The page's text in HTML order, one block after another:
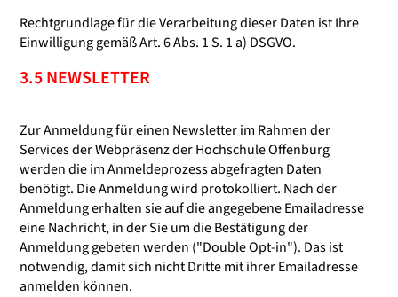
Rechtgrundlage für die Verarbeitung dieser Daten ist Ihre
Einwilligung gemäß Art. 6 Abs. 1 S. 1 a) DSGVO.
3.5 NEWSLETTER
Zur Anmeldung für einen Newsletter im Rahmen der
Services der Webpräsenz der Hochschule Offenburg
werden die im Anmeldeprozess abgefragten Daten
benötigt. Die Anmeldung wird protokolliert. Nach der
Anmeldung erhalten sie auf die angegebene Emailadresse
eine Nachricht, in der Sie um die Bestätigung der
Anmeldung gebeten werden ("Double Opt-in"). Das ist
notwendig, damit sich nicht Dritte mit ihrer Emailadresse
anmelden können.